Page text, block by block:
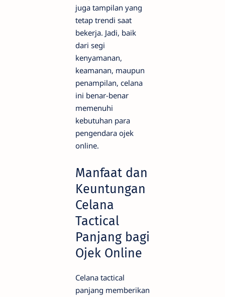
juga tampilan yang
tetap trendi saat
bekerja. Jadi, baik
dari segi
kenyamanan,
keamanan, maupun
penampilan, celana
ini benar-benar
memenuhi
kebutuhan para
pengendara ojek
online.
Manfaat dan
Keuntungan
Celana
Tactical
Panjang bagi
Ojek Online
Celana tactical
panjang memberikan